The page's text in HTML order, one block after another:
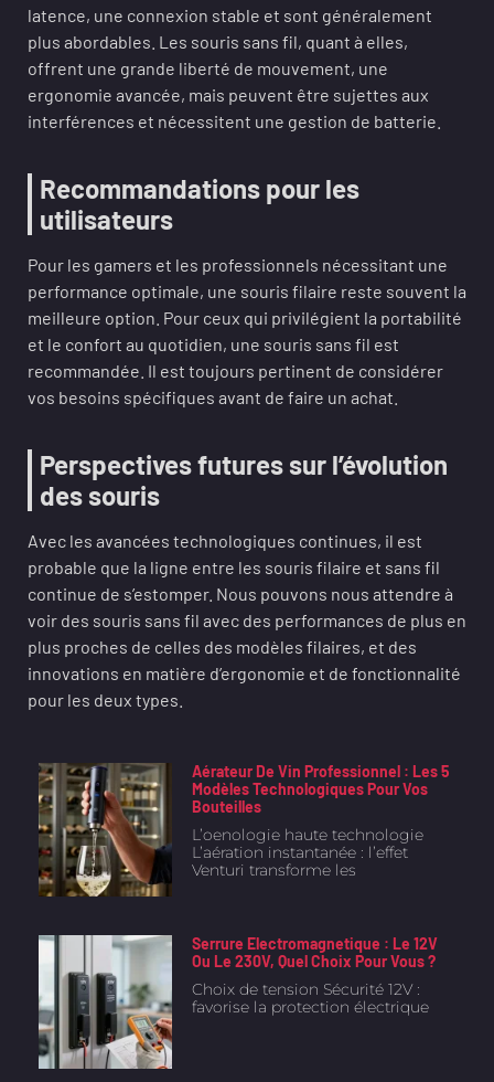
latence, une connexion stable et sont généralement
plus abordables. Les souris sans fil, quant à elles,
offrent une grande liberté de mouvement, une
ergonomie avancée, mais peuvent être sujettes aux
interférences et nécessitent une gestion de batterie.
Recommandations pour les
utilisateurs
Pour les gamers et les professionnels nécessitant une
performance optimale, une souris filaire reste souvent la
meilleure option. Pour ceux qui privilégient la portabilité
et le confort au quotidien, une souris sans fil est
recommandée. Il est toujours pertinent de considérer
vos besoins spécifiques avant de faire un achat.
Perspectives futures sur l’évolution
des souris
Avec les avancées technologiques continues, il est
probable que la ligne entre les souris filaire et sans fil
continue de s’estomper. Nous pouvons nous attendre à
voir des souris sans fil avec des performances de plus en
plus proches de celles des modèles filaires, et des
innovations en matière d’ergonomie et de fonctionnalité
pour les deux types.
Aérateur De Vin Professionnel : Les 5
Modèles Technologiques Pour Vos
Bouteilles
L’oenologie haute technologie
L’aération instantanée : l’effet
Venturi transforme les
Serrure Electromagnetique : Le 12V
Ou Le 230V, Quel Choix Pour Vous ?
Choix de tension Sécurité 12V :
favorise la protection électrique